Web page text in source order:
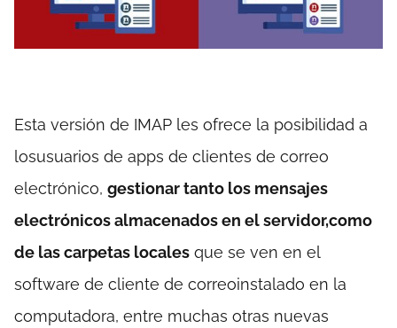
Esta versión de IMAP les ofrece la posibilidad a
losusuarios de apps de clientes de correo
electrónico, gestionar tanto los mensajes
electrónicos almacenados en el servidor,como
de las carpetas locales que se ven en el
software de cliente de correoinstalado en la
computadora, entre muchas otras nuevas